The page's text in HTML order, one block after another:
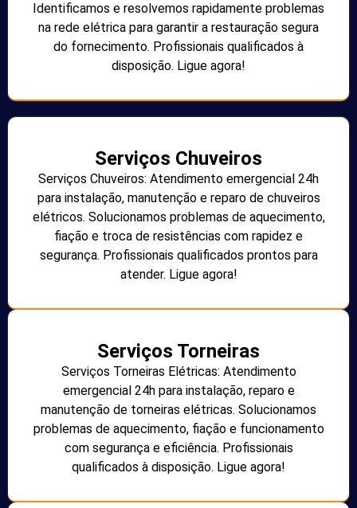
Identificamos e resolvemos rapidamente problemas
na rede elétrica para garantir a restauração segura
do fornecimento. Profissionais qualificados à
disposição. Ligue agora!
Serviços Chuveiros
Serviços Chuveiros: Atendimento emergencial 24h
para instalação, manutenção e reparo de chuveiros
elétricos. Solucionamos problemas de aquecimento,
fiação e troca de resistências com rapidez e
segurança. Profissionais qualificados prontos para
atender. Ligue agora!
Serviços Torneiras
Serviços Torneiras Elétricas: Atendimento
emergencial 24h para instalação, reparo e
manutenção de torneiras elétricas. Solucionamos
problemas de aquecimento, fiação e funcionamento
com segurança e eficiência. Profissionais
qualificados à disposição. Ligue agora!